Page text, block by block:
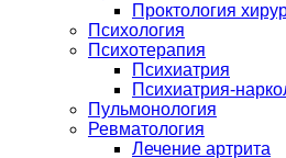
Проктология
Психология
Психотерапия
Психиатрия
Психиатрия-
Пульмонология
Ревматология
Лечение артрита